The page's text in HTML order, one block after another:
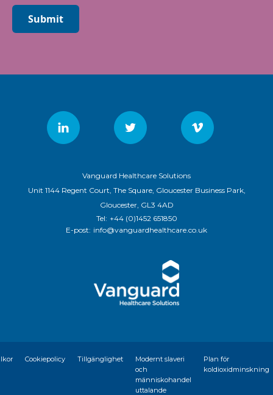
Submit
Vanguard Healthcare Solutions
Unit 1144 Regent Court, The Square, Gloucester Business Park,
Gloucester, GL3 4AD
Tel: +44 (0)1452 651850
E-post: info@vanguardhealthcare.co.uk
Cookiepolicy Tillgänglighet
Modernt slaveri
och
människohandel
uttalande
Plan för
koldioxidminskning